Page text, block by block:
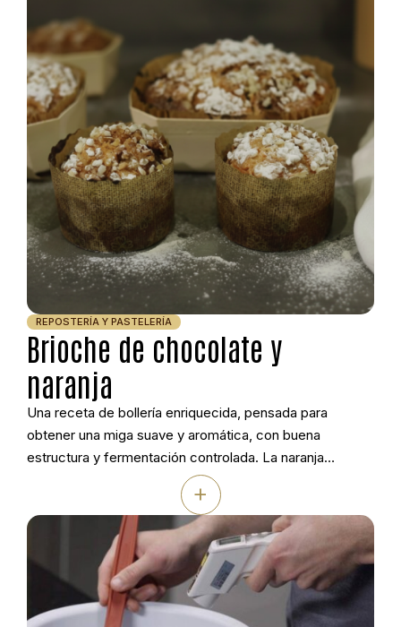
Brioche de chocolate y
naranja
REPOSTERÍA Y PASTELERÍA
Una receta de bollería enriquecida, pensada para
obtener una miga suave y aromática, con buena
estructura y fermentación controlada. La naranja
confitada y el chocolate aportan contraste y carácter,
sin robar protagonismo a una masa trabajada con
técnica y paciencia.
+